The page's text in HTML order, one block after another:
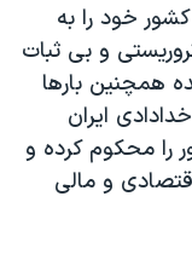
خود را به
و بی ثبات
همچنین بارها
ایران
را محکوم کرده و
و مالی